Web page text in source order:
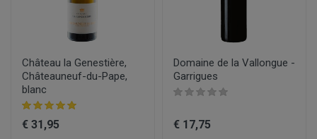
Château la Genestière,
Châteauneuf-du-Pape,
blanc
€ 31,95
Domaine de la Vallongue -
Garrigues
€ 17,75